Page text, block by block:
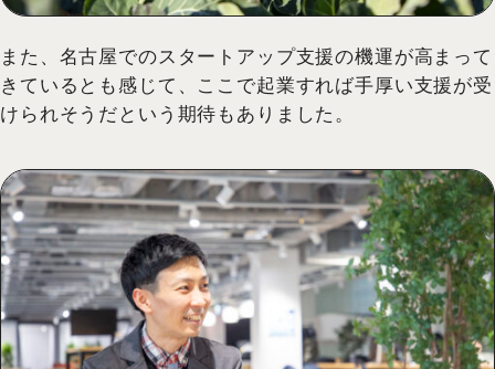
また、名古屋でのスタートアップ支援の機運が高まって
きているとも感じて、ここで起業すれば手厚い支援が受
けられそうだという期待もありました。